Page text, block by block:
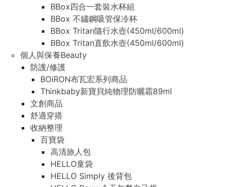
BBox四合一套裝水杯組
BBox 不鏽鋼吸管保冷杯
BBox Tritan隨行水壺(450ml/600ml)
BBox Tritan直飲水壺(450ml/600ml)
個人與保養Beauty
防護/修護
BOiRON布瓦宏系列商品
Thinkbaby新寶貝純物理防曬霜89ml
文創商品
舒適穿搭
收納整理
百寶袋
高清旅人包
HELLO童袋
HELLO Simply 後背包